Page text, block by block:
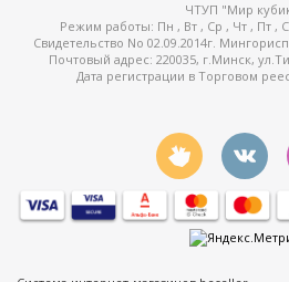
ЧТУП "Мир
Режим работы: Пн , Вт , Ср , Чт , Пт ,
Свидетельство No 02.09.2014г.
Почтовый адрес: 220035, г.Минск,
Дата регистрации в Торговом